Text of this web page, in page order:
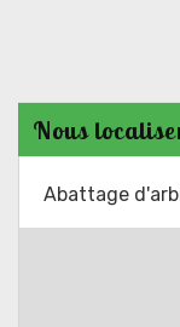
Nous
Abattage